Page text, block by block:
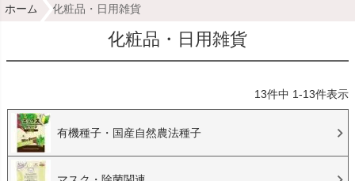
ホーム 化粧品・日用雑貨
化粧品・日用雑貨
13件中 1-13件表示
有機種子・国産自然農法種子